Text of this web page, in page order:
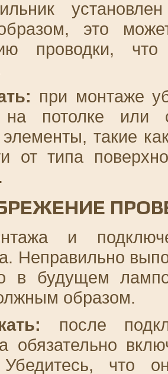
это
проводки,
при монтаже
на потолке или
такие
от типа
и
Неправильно
в будущем
образом.
после
обязательно
что